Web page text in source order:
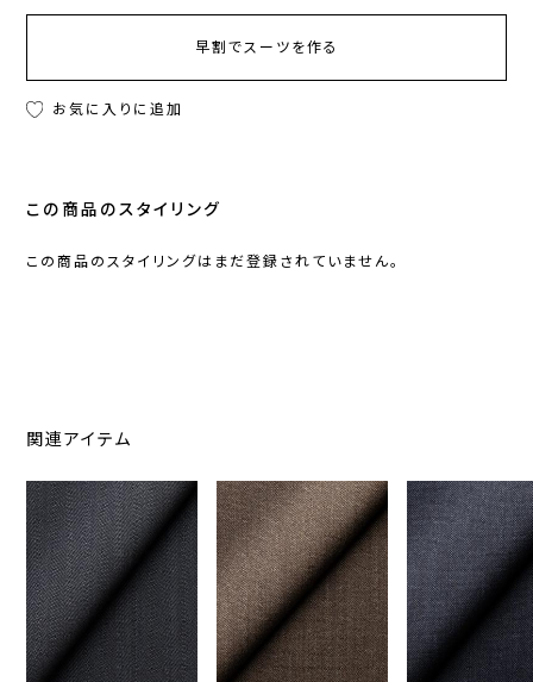
早割でスーツを作る
お気に入りに追加
この商品のスタイリング
この商品のスタイリングはまだ登録されていません。
関連アイテム